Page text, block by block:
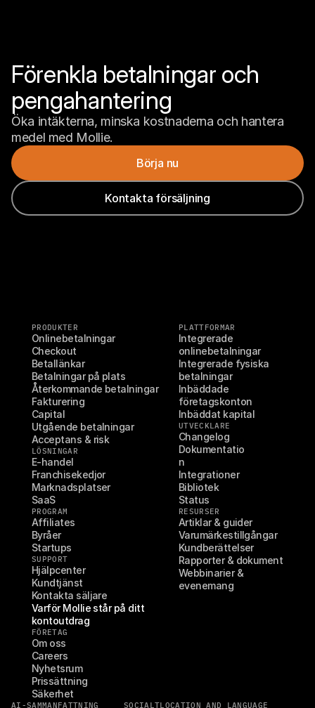
Förenkla betalningar och
pengahantering
Öka intäkterna, minska kostnaderna och hantera
medel med Mollie.
Börja nu
Kontakta försäljning
PRODUKTER
Onlinebetalningar
Checkout
Betallänkar
Betalningar på plats
Återkommande betalningar
Fakturering
Capital
Utgående betalningar
Acceptans & risk
LÖSNINGAR
E-handel
Franchisekedjor
Marknadsplatser
SaaS
PROGRAM
Affiliates
Byråer
Startups
SUPPORT
Hjälpcenter
Kundtjänst
Kontakta säljare
Varför Mollie står på ditt
kontoutdrag
FÖRETAG
Om oss
Careers
Nyhetsrum
Prissättning
Säkerhet
PLATTFORMAR
Integrerade
onlinebetalningar
Integrerade fysiska
betalningar
Inbäddade
företagskonton
Inbäddat kapital
UTVECKLARE
Changelog
Dokumentatio
n
Integrationer
Bibliotek
Status
RESURSER
Artiklar & guider
Varumärkestillgångar
Kundberättelser
Rapporter & dokument
Webbinarier &
evenemang
AI-SAMMANFATTNING SOCIALTLOCATION AND LANGUAGE